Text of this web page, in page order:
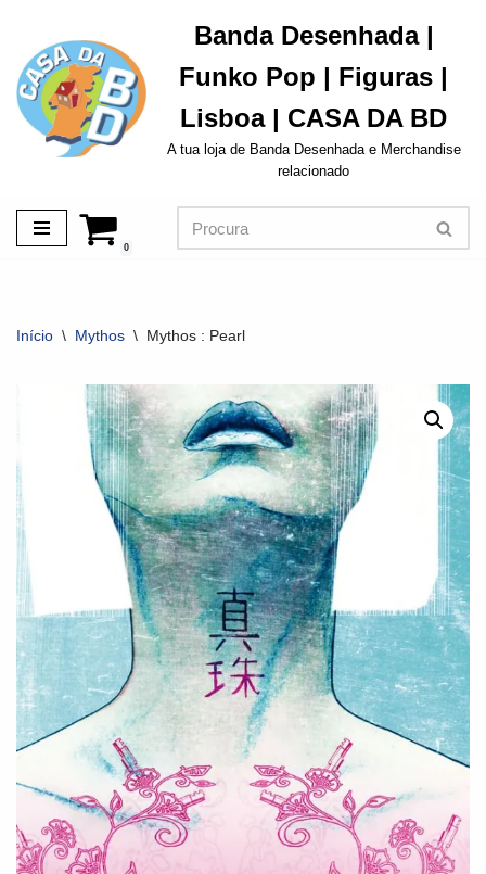
Avançar
para
o
conteúdo
Banda Desenhada |
Funko Pop | Figuras |
Lisboa | CASA DA BD
A tua loja de Banda Desenhada e Merchandise
relacionado
0
Início \ Mythos \ Mythos : Pearl